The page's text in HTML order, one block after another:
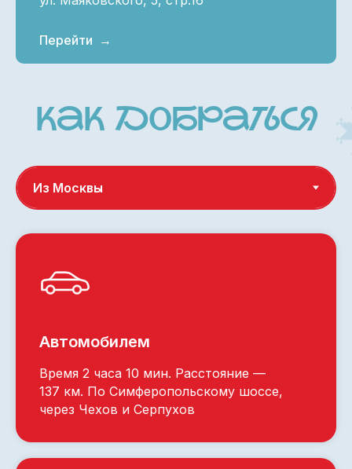
Перейти
Автомобилем
Время 2 часа 10 мин. Расстояние —
137 км. По Симферопольскому шоссе,
через Чехов и Серпухов